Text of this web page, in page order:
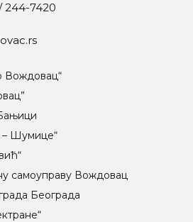
244-7420
Вождовац“
– Шумице“
самоуправу Вождовац
Београда